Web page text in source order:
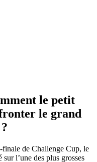
le petit
le grand
finale de Challenge Cup, le
l’une des plus grosses